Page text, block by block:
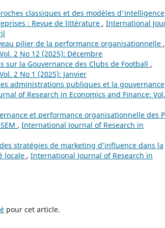
classiques et des modèles d'intelligence
: Revue de littérature , International
pilier de la performance organisationnelle ,
2 No 12 (2025): Décembre
la Gouvernance des Clubs de Football ,
2 No 1 (2025): Janvier
administrations publiques et la gouvernance
of Research in Economics and Finance:
et performance organisationnelle des
, International Journal of Research in
stratégies de marketing d’influence dans la
locale , International Journal of Research in
pour cet article.